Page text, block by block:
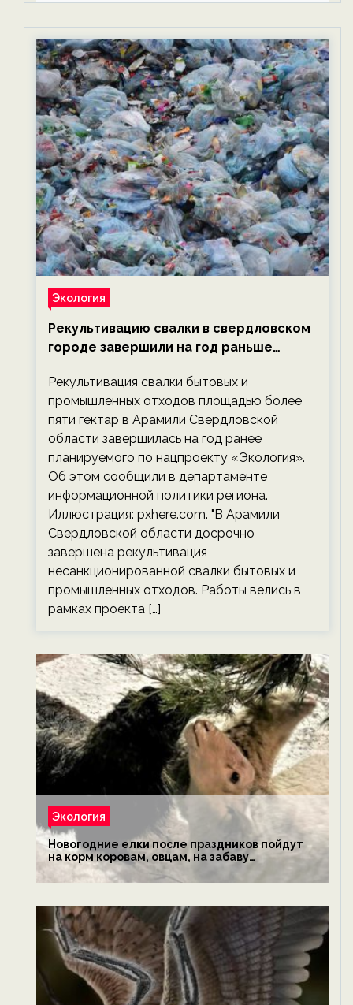
Экология
Рекультивацию свалки в свердловском
городе завершили на год раньше
экологии на ECOportal
Рекультивация свалки бытовых и
промышленных отходов площадью более
пяти гектар в Арамили Свердловской
области завершилась на год ранее
планируемого по нацпроекту «Экология».
Об этом сообщили в департаменте
информационной политики региона.
Иллюстрация: pxhere.com. "В Арамили
Свердловской области досрочно
завершена рекультивация
несанкционированной свалки бытовых и
промышленных отходов. Работы велись в
рамках проекта […]
Экология
Новогодние елки после праздников пойдут
на корм коровам, овцам, на забаву
обезьянам, львам и леопардам — новости
экологии на ECOportal